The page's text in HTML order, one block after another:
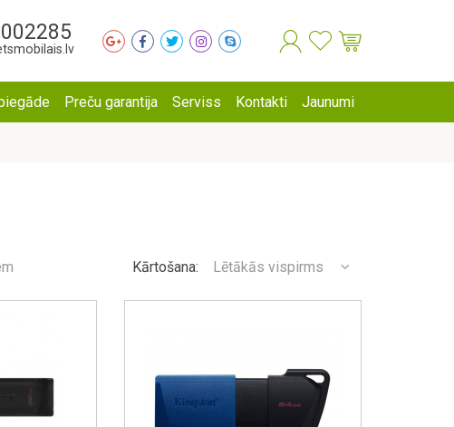
Preču garantija Serviss Kontakti Jaunumi
Kārtošana: Lētākās vispirms